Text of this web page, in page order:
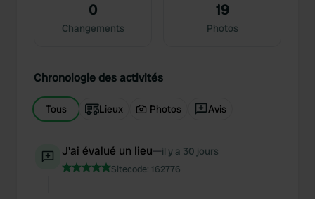
0
Changements
19
Photos
Chronologie des activités
Tous Lieux Photos Avis
J'ai évalué un lieu—il y a 30 jours
Sitecode: 162776